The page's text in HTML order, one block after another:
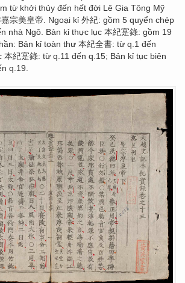
từ khởi thủy đến hết đời Lê Gia Tông Mỹ
宗美皇帝. Ngoại kỉ 外紀: gồm 5 quyển chép
nhà Ngô. Bản kỉ thực lục 本紀寔錄: gồm 19
Bản kỉ toàn thư 本紀全書: từ q.1 đến
本紀寔錄: từ q.11 đến q.15; Bản kỉ tục biên
q.19.